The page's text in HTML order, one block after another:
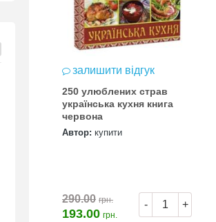
залишити відгук
250 улюблених страв
українська кухня книга
червона
Автор: купити
- +
290.00 грн.
193.00 грн.